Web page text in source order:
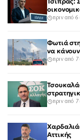
πριν από 6
Φωτιά
να
πριν από 7
πριν από 7
Αττικής